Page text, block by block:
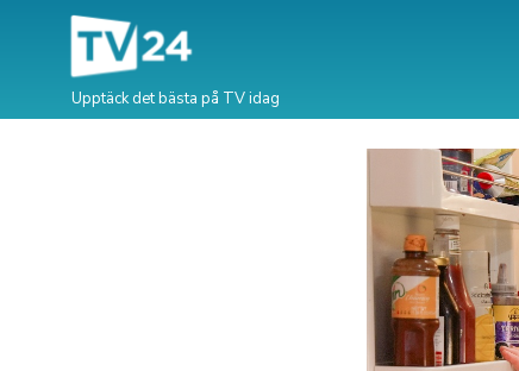
Upptäck det bästa på TV idag